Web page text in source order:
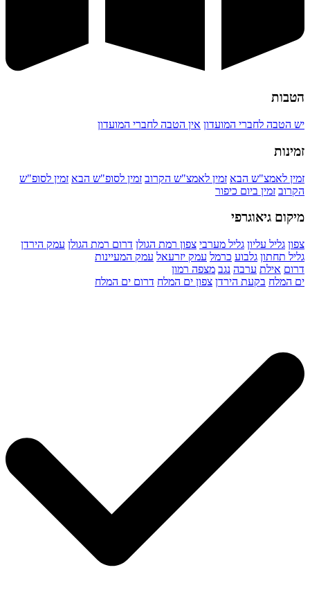
הטבות
יש הטבה לחברי המועדון אין הטבה לחברי המועדון
זמינות
זמין לאמצ"ש הבא זמין לאמצ"ש הקרוב זמין לסופ"ש הבא זמין לסופ"ש
הקרוב זמין ביום כיפור
מיקום גיאוגרפי
צפון גליל עליון גליל מערבי צפון רמת הגולן דרום רמת הגולן עמק הירדן
גליל תחתון גלבוע כרמל עמק יזרעאל עמק המעיינות
דרום אילת ערבה נגב מצפה רמון
ים המלח בקעת הירדן צפון ים המלח דרום ים המלח